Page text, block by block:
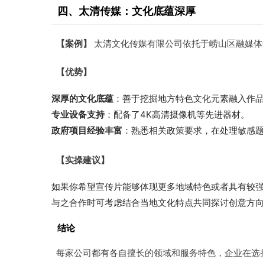
四、太清传媒：文化底蕴深厚
【案例】 太清文化传媒有限公司依托于崂山区融媒
【优势】
深厚的文化底蕴 ：善于挖掘地方特色文化元素融入作品
专业设备支持：配备了4K高清摄像机等先进器材。
政府项目经验丰富 ：熟悉相关政策要求，在处理敏感
【实操建议】
如果你希望宣传片能够体现更多地域特色或者具有较
与之合作时可考虑结合当地文化特点共同探讨创意方向
结论
每家公司都有各自擅长的领域和服务特色，企业在